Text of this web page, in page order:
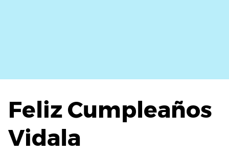
Feliz Cumpleaños
Vidala